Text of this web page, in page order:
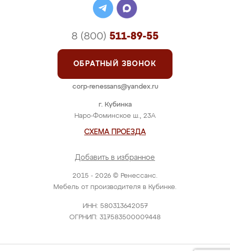
2015 - 2026 © Ренессанс.
Мебель от производителя в Кубинке.
ИНН: 580313642057
ОГРНИП: 317583500009448
г. Кубинка
Наро-Фоминское ш., 23А
СХЕМА ПРОЕЗДА
Добавить в избранное
8 (800) 511-89-55
ОБРАТНЫЙ ЗВОНОК
corp-renessans@yandex.ru